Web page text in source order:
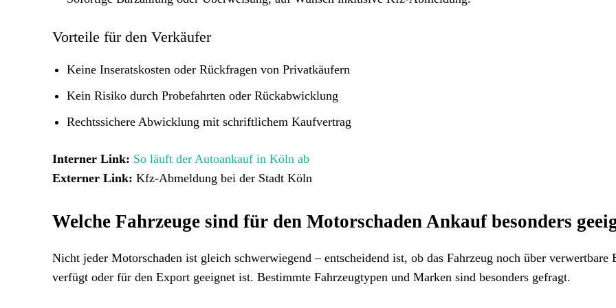
Vorteile für den Verkäufer
Keine Inseratskosten oder Rückfragen von Privatkäufern
Kein Risiko durch Probefahrten oder Rückabwicklung
Rechtssichere Abwicklung mit schriftlichem Kaufvertrag
Interner Link: So läuft der Autoankauf in Köln ab
Externer Link: Kfz-Abmeldung bei der Stadt Köln
Welche Fahrzeuge sind für den Motorschaden Ankauf besonders
Nicht jeder Motorschaden ist gleich schwerwiegend – entscheidend ist, ob das Fahrzeug noch über verwertbare
verfügt oder für den Export geeignet ist. Bestimmte Fahrzeugtypen und Marken sind besonders gefragt.